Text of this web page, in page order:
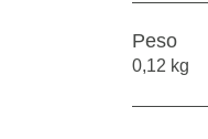
Peso
0,12 kg